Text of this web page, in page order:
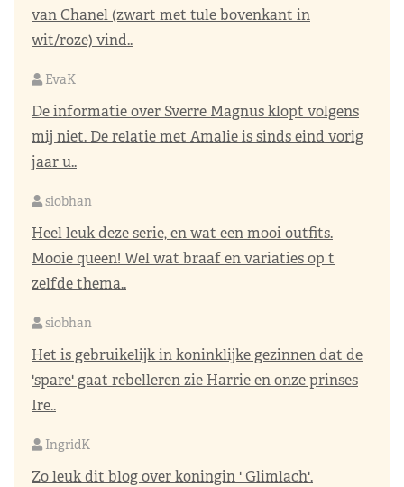
van Chanel (zwart met tule bovenkant in
wit/roze) vind..
EvaK
De informatie over Sverre Magnus klopt volgens
mij niet. De relatie met Amalie is sinds eind vorig
jaar u..
siobhan
Heel leuk deze serie, en wat een mooi outfits.
Mooie queen! Wel wat braaf en variaties op t
zelfde thema..
siobhan
Het is gebruikelijk in koninklijke gezinnen dat de
'spare' gaat rebelleren zie Harrie en onze prinses
Ire..
IngridK
Zo leuk dit blog over koningin ' Glimlach'.